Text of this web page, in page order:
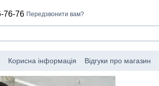
76-76 Передзвонити вам?
Корисна інформація Відгуки про магазин